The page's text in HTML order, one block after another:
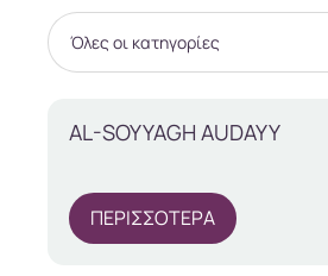
AL-SOYYAGH AUDAYY
ΠΕΡΙΣΣΟΤΕΡΑ